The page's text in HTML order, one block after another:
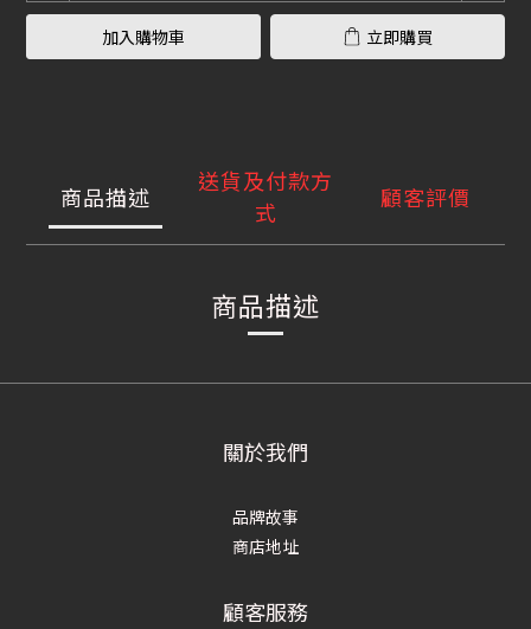
加入購物車 立即購買
商品描述
送貨及付款方
式
顧客評價
商品描述
關於我們
品牌故事
商店地址
顧客服務